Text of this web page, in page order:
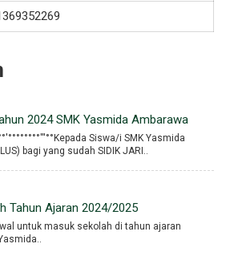
2024 SMK Yasmida Ambarawa
Siswa/i SMK Yasmida
bagi yang sudah SIDIK JARI..
Tahun Ajaran 2024/2025
untuk masuk sekolah di tahun ajaran